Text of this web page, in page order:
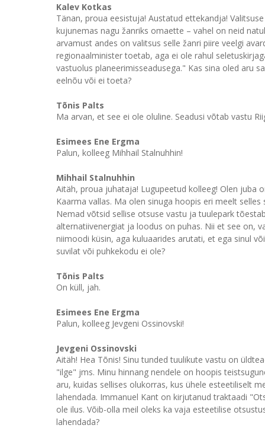
Kalev Kotkas
Tänan, proua eesistuja! Austatud ettekandja!
kujunemas nagu žanriks omaette – vahel on neid
arvamust andes on valitsus selle žanri piire veelgi
regionaalminister toetab, aga ei ole rahul
vastuolus planeerimisseadusega." Kas sina oled aru
eelnõu või ei toeta?
Tõnis Palts
Ma arvan, et see ei ole oluline. Seadusi võtab vastu
Esimees Ene Ergma
Palun, kolleeg Mihhail Stalnuhhin!
Mihhail Stalnuhhin
Aitäh, proua juhataja! Lugupeetud kolleeg! Olen juba
Kaarma vallas. Ma olen sinuga hoopis eri meelt
Nemad võtsid sellise otsuse vastu ja tuulepark
alternatiivenergiat ja loodus on puhas. Nii et see on,
niimoodi küsin, aga kuluaarides arutati, et ega sinul
suvilat või puhkekodu ei ole?
Tõnis Palts
On küll, jah.
Esimees Ene Ergma
Palun, kolleeg Jevgeni Ossinovski!
Jevgeni Ossinovski
Aitäh! Hea Tõnis! Sinu tunded tuulikute vastu on
"ilge" jms. Minu hinnang nendele on hoopis
aru, kuidas sellises olukorras, kus ühele esteetiliselt
lahendada. Immanuel Kant on kirjutanud traktaadi
ole ilus. Võib-olla meil oleks ka vaja esteetilise
lahendada?